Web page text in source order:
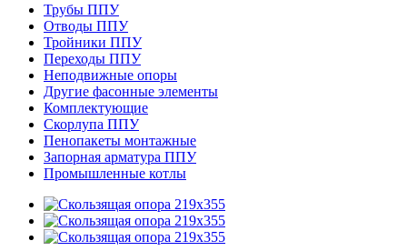
Трубы ППУ
Отводы ППУ
Тройники ППУ
Переходы ППУ
Неподвижные опоры
Другие фасонные элементы
Комплектующие
Скорлупа ППУ
Пенопакеты монтажные
Запорная арматура ППУ
Промышленные котлы